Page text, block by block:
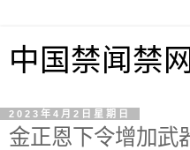
中国禁闻禁
2023年4月2日星期日
金正恩下令增加武